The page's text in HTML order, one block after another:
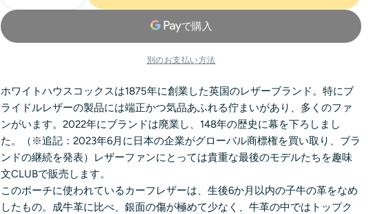
別のお支払い方法
ホワイトハウスコックスは1875年に創業した英国のレザーブランド。特にブ
ライドルレザーの製品には端正かつ気品あふれる佇まいがあり、多くのファ
ンがいます。2022年にブランドは廃業し、148年の歴史に幕を下ろしまし
た。（※追記：2023年6月に日本の企業がグローバル商標権を買い取り、ブラ
ンドの継続を発表）レザーファンにとっては貴重な最後のモデルたちを趣味
文CLUBで販売します。
このポーチに使われているカーフレザーは、生後6か月以内の子牛の革をなめ
したもの。成牛革に比べ、銀面の傷が極めて少なく、牛革の中ではトップク